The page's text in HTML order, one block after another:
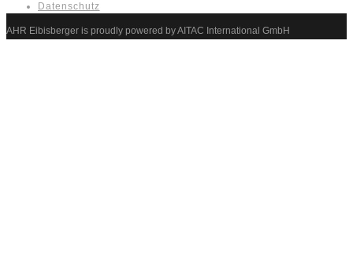
Datenschutz
AHR Eibisberger is proudly powered by AITAC International GmbH